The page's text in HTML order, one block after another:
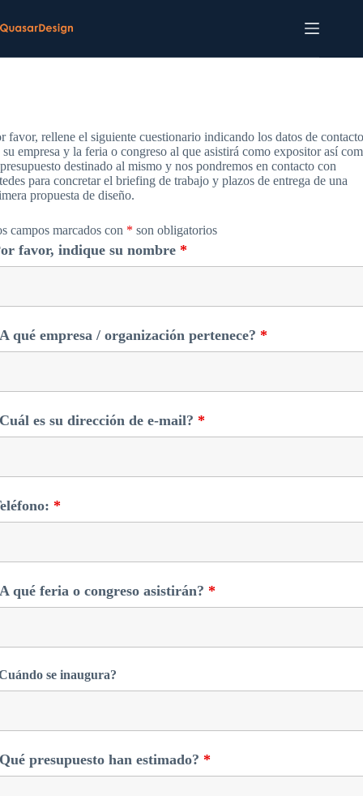
al
contenido
favor, rellene el siguiente cuestionario indicando los datos de contacto
su empresa y la feria o congreso al que asistirá como expositor así
destinado al mismo y nos pondremos en contacto con
para concretar el briefing de trabajo y plazos de entrega de una
propuesta de diseño.
campos marcados con * son obligatorios
favor, indique su nombre *
qué empresa / organización pertenece? *
es su dirección de e-mail? *
*
qué feria o congreso asistirán? *
se inaugura?
presupuesto han estimado? *